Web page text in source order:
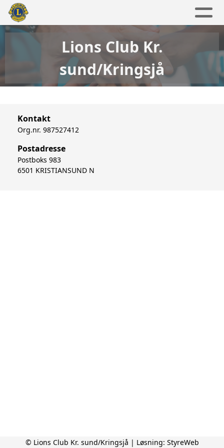
Lions Club Kr.
sund/Kringsjå
Kontakt
Org.nr. 987527412
Postadresse
Postboks 983
6501 KRISTIANSUND N
© Lions Club Kr. sund/Kringsjå | Løsning: StyreWeb